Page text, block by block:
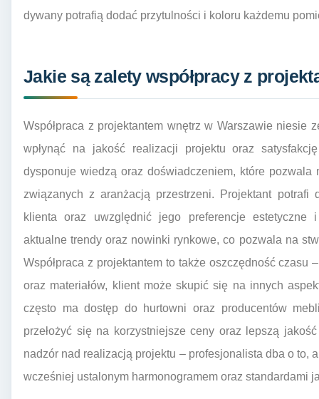
dywany potrafią dodać przytulności i koloru każdemu
Jakie są zalety współpracy z
Współpraca z projektantem wnętrz w Warszawie niesie
wpłynąć na jakość realizacji projektu oraz
dysponuje wiedzą oraz doświadczeniem, które
związanych z aranżacją przestrzeni. Projektant potrafi
klienta oraz uwzględnić jego preferencje estetyczne
aktualne trendy oraz nowinki rynkowe, co pozwala na
Współpraca z projektantem to także oszczędność
oraz materiałów, klient może skupić się na innych
często ma dostęp do hurtowni oraz producentów
przełożyć się na korzystniejsze ceny oraz lepszą
nadzór nad realizacją projektu – profesjonalista dba o to,
wcześniej ustalonym harmonogramem oraz standardami